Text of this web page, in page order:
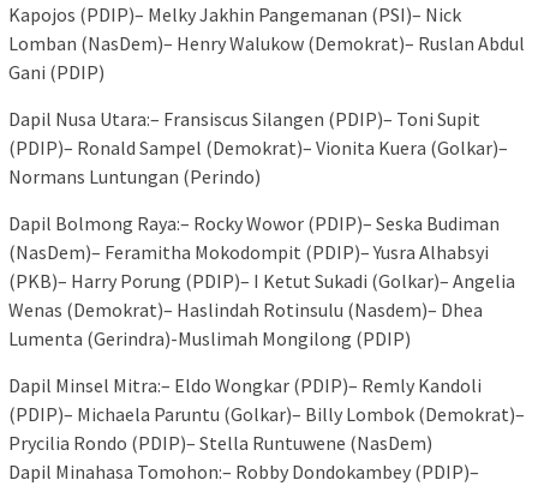
Kapojos (PDIP)– Melky Jakhin Pangemanan (PSI)– Nick
Lomban (NasDem)– Henry Walukow (Demokrat)– Ruslan Abdul
Gani (PDIP)
Dapil Nusa Utara:– Fransiscus Silangen (PDIP)– Toni Supit
(PDIP)– Ronald Sampel (Demokrat)– Vionita Kuera (Golkar)–
Normans Luntungan (Perindo)
Dapil Bolmong Raya:– Rocky Wowor (PDIP)– Seska Budiman
(NasDem)– Feramitha Mokodompit (PDIP)– Yusra Alhabsyi
(PKB)– Harry Porung (PDIP)– I Ketut Sukadi (Golkar)– Angelia
Wenas (Demokrat)– Haslindah Rotinsulu (Nasdem)– Dhea
Lumenta (Gerindra)-Muslimah Mongilong (PDIP)
Dapil Minsel Mitra:– Eldo Wongkar (PDIP)– Remly Kandoli
(PDIP)– Michaela Paruntu (Golkar)– Billy Lombok (Demokrat)–
Prycilia Rondo (PDIP)– Stella Runtuwene (NasDem)
Dapil Minahasa Tomohon:– Robby Dondokambey (PDIP)–